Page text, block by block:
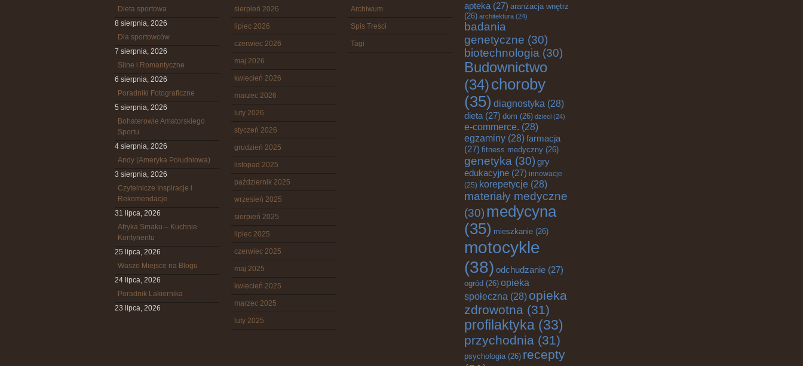
Dieta sportowa
8 sierpnia, 2026
Dla sportowców
7 sierpnia, 2026
Silne i Romantyczne
6 sierpnia, 2026
Poradniki Fotograficzne
5 sierpnia, 2026
Bohaterowie Amatorskiego
Sportu
4 sierpnia, 2026
Andy (Ameryka Południowa)
3 sierpnia, 2026
Czytelnicze Inspiracje i
Rekomendacje
31 lipca, 2026
Afryka Smaku – Kuchnie
Kontynentu
25 lipca, 2026
Wasze Miejsce na Blogu
24 lipca, 2026
Poradnik Lakiernika
23 lipca, 2026
sierpień 2026
lipiec 2026
czerwiec 2026
maj 2026
kwiecień 2026
marzec 2026
luty 2026
styczeń 2026
grudzień 2025
listopad 2025
październik 2025
wrzesień 2025
sierpień 2025
lipiec 2025
czerwiec 2025
maj 2025
kwiecień 2025
marzec 2025
luty 2025
Archiwum
Spis Treści
Tagi
apteka (27) aranżacja wnętrz
(26) architektura (24)
badania
genetyczne (30)
biotechnologia (30)
Budownictwo
(34)choroby
(35) diagnostyka (28)
dieta (27) dom (26) dzieci (24)
e-commerce. (28)
egzaminy (28)farmacja
(27) fitness medyczny (26)
genetyka (30) gry
edukacyjne (27) innowacje
(25) korepetycje (28)
materiały medyczne
(30) medycyna
(35) mieszkanie (26)
motocykle
(38) odchudzanie (27)
ogród (26) opieka
społeczna (28) opieka
zdrowotna (31)
profilaktyka (33)
przychodnia (31)
psychologia(26) recepty